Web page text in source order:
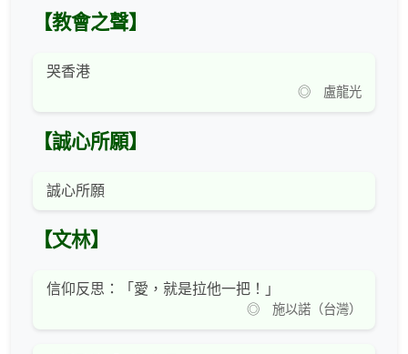
【教會之聲】
哭香港
◎ 盧龍光
【誠心所願】
誠心所願
【文林】
信仰反思：「愛，就是拉他一把！」
◎ 施以諾（台灣）